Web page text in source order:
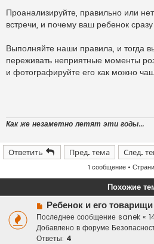
Проанализируйте, правильно или
встречи, и почему ваш ребенок
Выполняйте наши правила, и тогда
переживать неприятные моменты
и фотографируйте его как можно
Как же незаметно летят эти годы...
Ответить Пред. тема След.
1 сообщение •
Похожие
Н
о
в
о
Ребенок и его товарищи
Последнее сообщение sanek «
Добавлено в форуме
Ответы: 4